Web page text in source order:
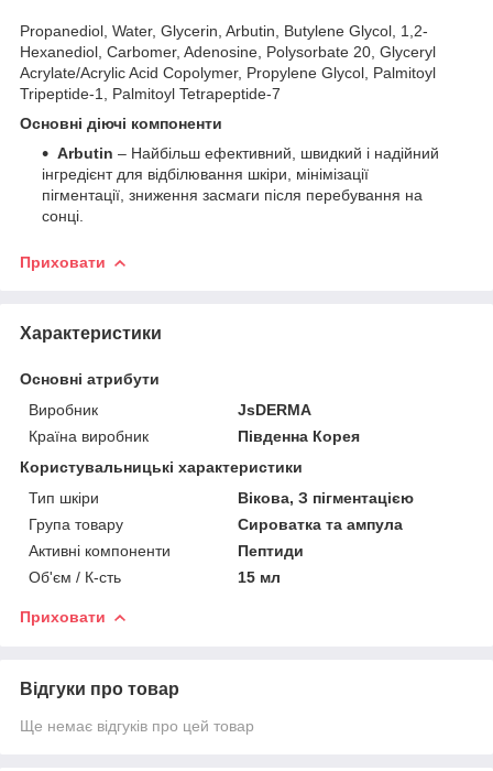
Propanediol, Water, Glycerin, Arbutin, Butylene Glycol, 1,2-
Hexanediol, Carbomer, Adenosine, Polysorbate 20, Glyceryl
Acrylate/Acrylic Acid Copolymer, Propylene Glycol, Palmitoyl
Tripeptide-1, Palmitoyl Tetrapeptide-7
Основні діючі компоненти
Arbutin – Найбільш ефективний, швидкий і надійний
інгредієнт для відбілювання шкіри, мінімізації
пігментації, зниження засмаги після перебування на
сонці.
Приховати
Характеристики
Основні атрибути
Виробник
JsDERMA
Країна виробник
Південна Корея
Користувальницькі характеристики
Тип шкіри
Вікова, З пігментацією
Група товару
Сироватка та ампула
Активні компоненти
Пептиди
Об'єм / К-сть
15 мл
Приховати
Відгуки про товар
Ще немає відгуків про цей товар